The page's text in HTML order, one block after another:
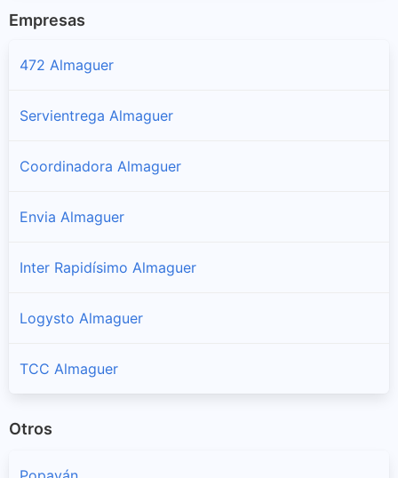
Empresas
472 Almaguer
Servientrega Almaguer
Coordinadora Almaguer
Envia Almaguer
Inter Rapidísimo Almaguer
Logysto Almaguer
TCC Almaguer
Otros